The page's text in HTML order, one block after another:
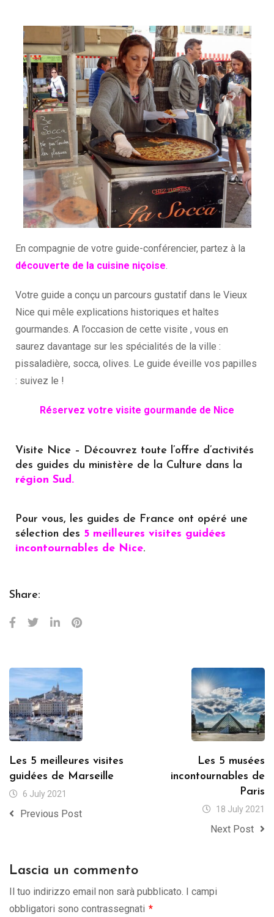
En compagnie de votre guide-conférencier, partez à la
découverte de la cuisine niçoise.
Votre guide a conçu un parcours gustatif dans le Vieux
Nice qui mêle explications historiques et haltes
gourmandes. A l’occasion de cette visite , vous en
saurez davantage sur les spécialités de la ville :
pissaladière, socca, olives. Le guide éveille vos papilles
: suivez le !
Réservez votre visite gourmande de Nice
Visite Nice – Découvrez toute l’offre d’activités
des guides du ministère de la Culture dans la
région Sud.
Pour vous, les guides de France ont opéré une
sélection des 5 meilleures visites guidées
incontournables de Nice.
Share:
Les 5 meilleures visites
guidées de Marseille
6 July 2021
Previous Post
Les 5 musées
incontournables de
Paris
18 July 2021
Next Post
Lascia un commento
Il tuo indirizzo email non sarà pubblicato. I campi
obbligatori sono contrassegnati *